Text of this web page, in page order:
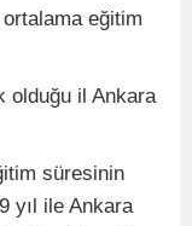
eğitim
olduğu il Ankara
süresinin
yıl ile Ankara